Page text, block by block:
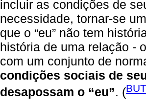
incluir as condições de
necessidade, tornar-se
que o “eu” não tem
história de uma relação -
com um conjunto de
condições sociais de
desapossam o “eu”. (